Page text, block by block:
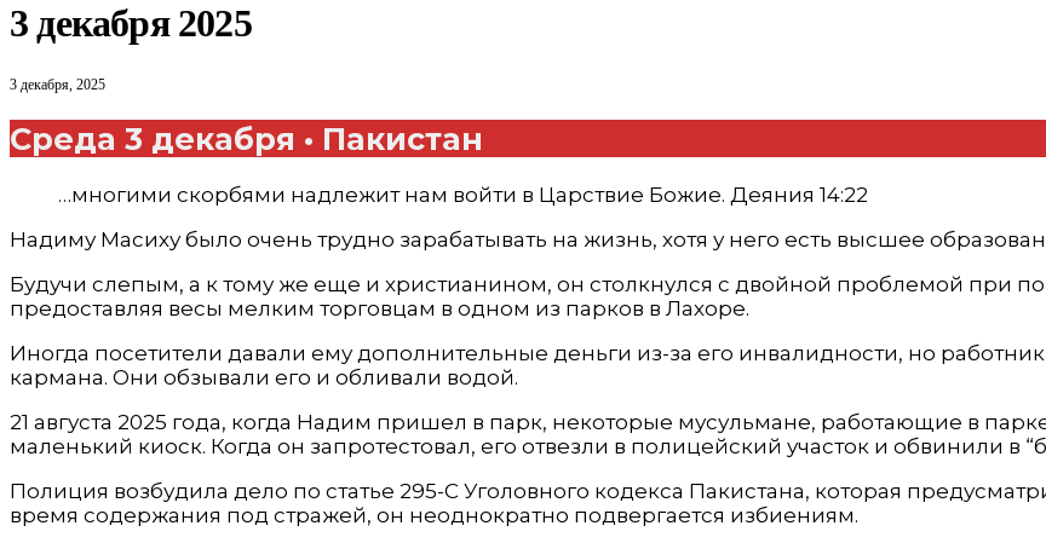
3 декабря 2025
3 декабря, 2025
Среда 3 декабря • Пакистан
…многими скорбями надлежит нам войти в Царствие Божие. Деяния 14:22
Надиму Масиху было очень трудно зарабатывать на жизнь, хотя у него есть высшее
Будучи слепым, а к тому же еще и христианином, он столкнулся с двойной проблемой при
предоставляя весы мелким торговцам в одном из парков в Лахоре.
Иногда посетители давали ему дополнительные деньги из-за его инвалидности, но
кармана. Они обзывали его и обливали водой.
21 августа 2025 года, когда Надим пришел в парк, некоторые мусульмане, работающие в
маленький киоск. Когда он запротестовал, его отвезли в полицейский участок и обвинили в
Полиция возбудила дело по статье 295-С Уголовного кодекса Пакистана, которая
время содержания под стражей, он неоднократно подвергается избиениям.